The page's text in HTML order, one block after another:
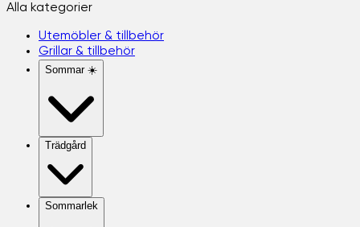
Alla kategorier
Utemöbler & tillbehör
Grillar & tillbehör
Sommar ☀️
Trädgård
Sommarlek